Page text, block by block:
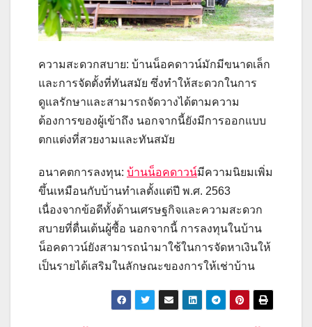
ความสะดวกสบาย: บ้านน็อคดาวน์มักมีขนาดเล็ก
และการจัดตั้งที่ทันสมัย ซึ่งทำให้สะดวกในการ
ดูแลรักษาและสามารถจัดวางได้ตามความ
ต้องการของผู้เข้าถึง นอกจากนี้ยังมีการออกแบบ
ตกแต่งที่สวยงามและทันสมัย
อนาคตการลงทุน: บ้านน็อคดาวน์มีความนิยมเพิ่ม
ขึ้นเหมือนกับบ้านทำเลตั้งแต่ปี พ.ศ. 2563
เนื่องจากข้อดีทั้งด้านเศรษฐกิจและความสะดวก
สบายที่ตื่นเต้นผู้ซื้อ นอกจากนี้ การลงทุนในบ้าน
น็อคดาวน์ยังสามารถนำมาใช้ในการจัดหาเงินให้
เป็นรายได้เสริมในลักษณะของการให้เช่าบ้าน